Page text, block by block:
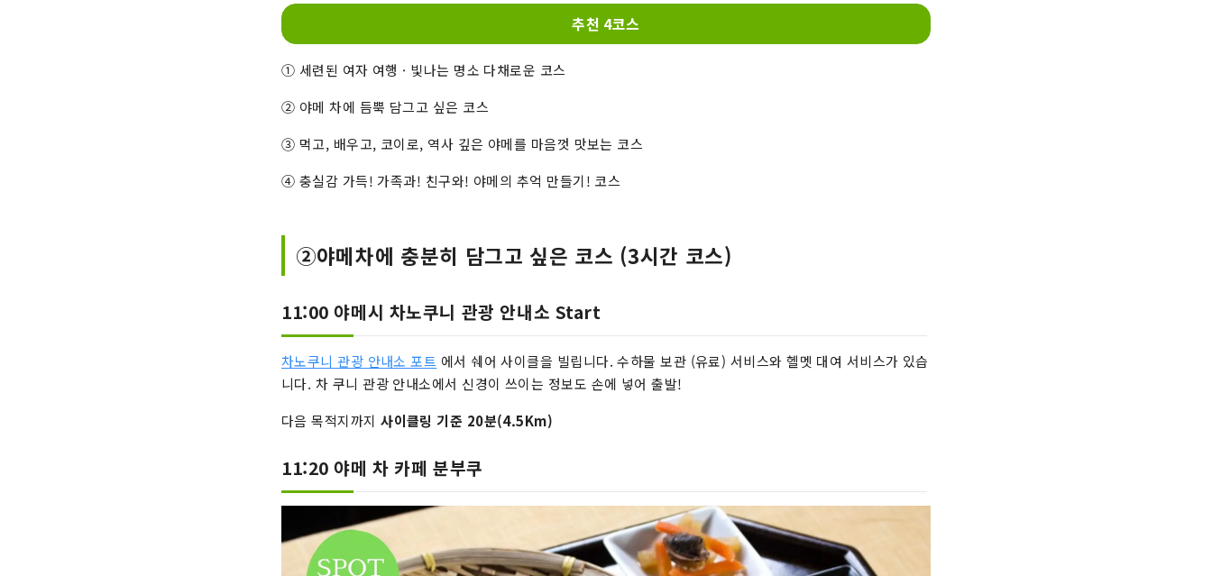
추천 4코스
① 세련된 여자 여행 · 빛나는 명소 다채로운 코스
② 야메 차에 듬뿍 담그고 싶은 코스
③ 먹고, 배우고, 코이로, 역사 깊은 야메를 마음껏 맛보는 코스
④ 충실감 가득! 가족과! 친구와! 야메의 추억 만들기! 코스
②야메차에 충분히 담그고 싶은 코스 (3시간 코스)
11:00 야메시 차노쿠니 관광 안내소 Start
차노쿠니 관광 안내소 포트 에서 쉐어 사이클을 빌립니다. 수하물 보관 (유료) 서비스와 헬멧 대여 서비스가 있습
니다. 차 쿠니 관광 안내소에서 신경이 쓰이는 정보도 손에 넣어 출발!
다음 목적지까지사이클링 기준 20분(4.5Km)
11:20 야메 차 카페 분부쿠